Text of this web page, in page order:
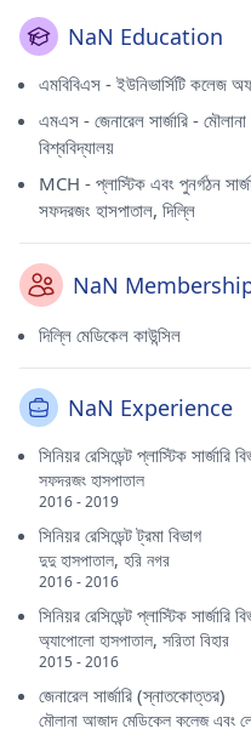
NaN Education
এমবিবিএস - ইউনিভার্সিটি কলেজ
এমএস - জেনারেল সার্জারি -
বিশ্ববিদ্যালয়
MCH - প্লাস্টিক এবং পুনর্গঠন
সফদরজং হাসপাতাল, দিল্লি
NaN
দিল্লি মেডিকেল কাউন্সিল
NaN Experience
সিনিয়র রেসিডেন্ট প্লাস্টিক
সফদরজং হাসপাতাল
2016 - 2019
সিনিয়র রেসিডেন্ট ট্রমা বিভাগ
দুদু হাসপাতাল, হরি নগর
2016 - 2016
সিনিয়র রেসিডেন্ট প্লাস্টিক সার্জারি
অ্যাপোলো হাসপাতাল, সরিতা বিহার
2015 - 2016
জেনারেল সার্জারি (স্নাতকোত্তর)
মৌলানা আজাদ মেডিকেল কলেজ এবং